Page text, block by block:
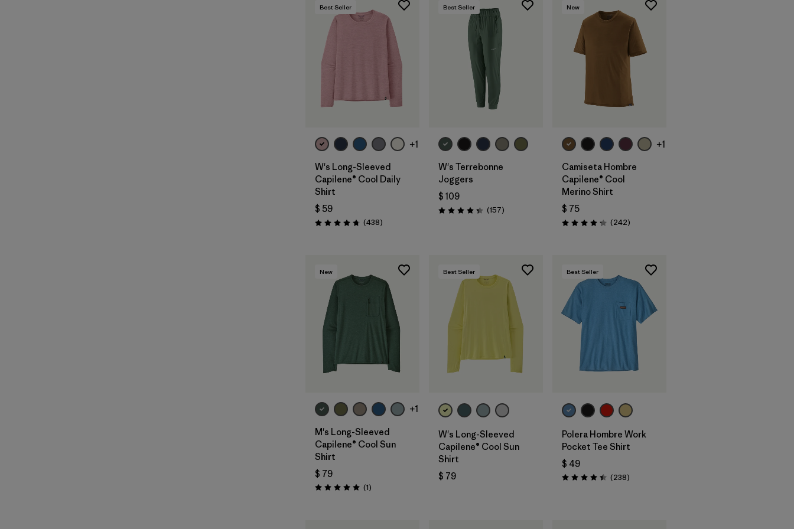
Best Seller
+1
W's Long-Sleeved
Capilene® Cool Daily
Shirt
$ 59
Valoración: 4.7 / 5
(438Comentarios
)
Best Seller
W's Terrebonne
Joggers
$ 109
Valoración: 4.4 / 5
(157Comentarios
)
New
+1
Camiseta Hombre
Capilene® Cool
Merino Shirt
$ 75
Valoración: 4.3 / 5
(242Comentarios
)
New
+1
M's Long-Sleeved
Capilene® Cool Sun
Shirt
$ 79
Valoración: 5.0 / 5
(1Comentarios
)
Best Seller
W's Long-Sleeved
Capilene® Cool Sun
Shirt
$ 79
Best Seller
Polera Hombre Work
Pocket Tee Shirt
$ 49
Valoración: 4.4 / 5
(238Comentarios
)